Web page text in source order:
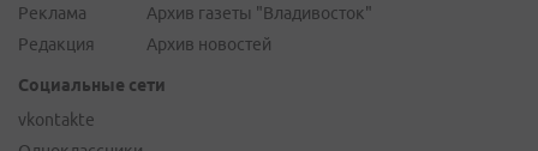
Реклама
Редакция
Архив газеты "Владивосток"
Архив новостей
Социальные сети
vkontakte